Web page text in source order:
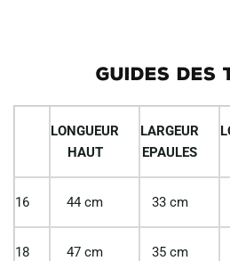
GUIDES DES
LONGUEUR
HAUT
LARGEUR
EPAULES
16 44 cm 33 cm
18 47 cm 35 cm